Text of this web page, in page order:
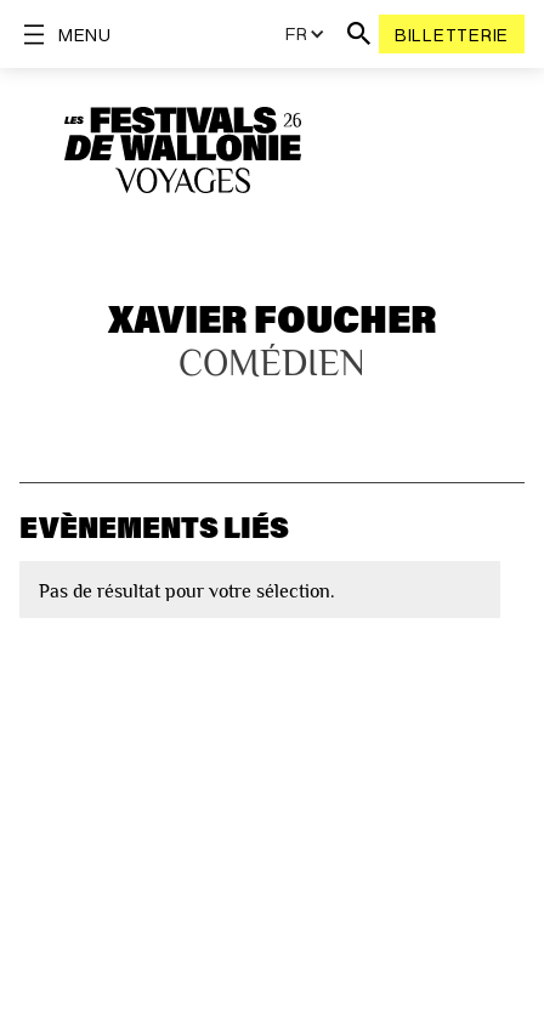
FR BILLETTERIE
MENU
XAVIER FOUCHER
COMÉDIEN
EVÈNEMENTS LIÉS
Pas de résultat pour votre sélection.